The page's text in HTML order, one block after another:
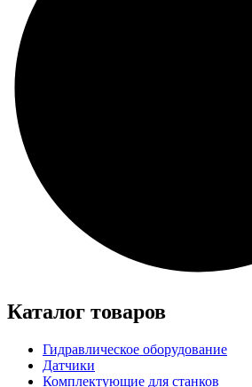
Каталог товаров
Гидравлическое оборудование
Датчики
Комплектующие для станков